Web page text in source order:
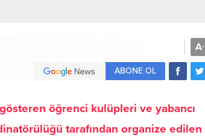
A-
ABONE OL
öğrenci kulüpleri ve yabancı
tarafından organize edilen